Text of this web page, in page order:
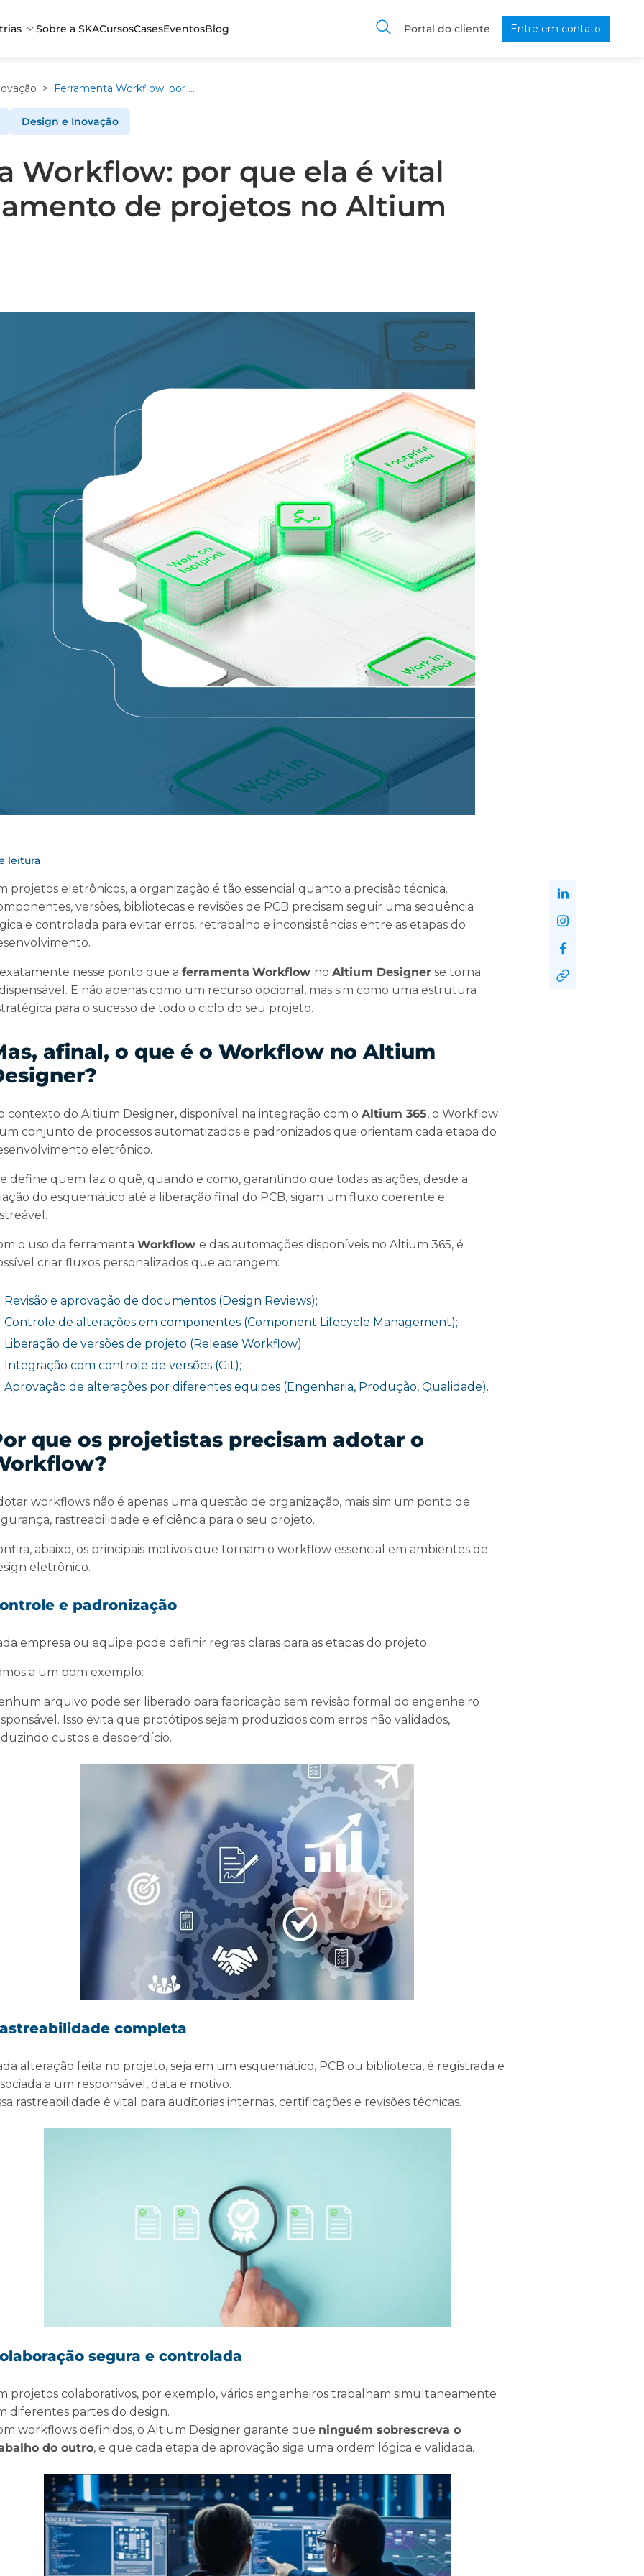
Sobre a SKACursosCasesEventosBlog Portal do cliente Entre em contato
> Ferramenta Workflow: por que ela é vital no gerenciamento de projetos no Altium Designer?
Design e Inovação
Workflow: por que ela é vital
de projetos no Altium
leitura
projetos eletrônicos, a organização é tão essencial quanto a precisão técnica.
versões, bibliotecas e revisões de PCB precisam seguir uma sequência
e controlada para evitar erros, retrabalho e inconsistências entre as etapas do
nesse ponto que a ferramenta Workflow no Altium Designer se torna
E não apenas como um recurso opcional, mas sim como uma estrutura
para o sucesso de todo o ciclo do seu projeto.
afinal, o que é o Workflow no Altium
contexto do Altium Designer, disponível na integração com o Altium 365, o Workflow
conjunto de processos automatizados e padronizados que orientam cada etapa do
eletrônico.
define quem faz o quê, quando e como, garantindo que todas as ações, desde a
do esquemático até a liberação final do PCB, sigam um fluxo coerente e
o uso da ferramenta Workflow e das automações disponíveis no Altium 365, é
criar fluxos personalizados que abrangem:
Revisão e aprovação de documentos (Design Reviews);
Controle de alterações em componentes (Component Lifecycle Management);
Liberação de versões de projeto (Release Workflow);
Integração com controle de versões (Git);
Aprovação de alterações por diferentes equipes (Engenharia, Produção, Qualidade).
que os projetistas precisam adotar o
workflows não é apenas uma questão de organização, mais sim um ponto de
rastreabilidade e eficiência para o seu projeto.
abaixo, os principais motivos que tornam o workflow essencial em ambientes de
eletrônico.
e padronização
empresa ou equipe pode definir regras claras para as etapas do projeto.
a um bom exemplo:
arquivo pode ser liberado para fabricação sem revisão formal do engenheiro
Isso evita que protótipos sejam produzidos com erros não validados,
custos e desperdício.
completa
alteração feita no projeto, seja em um esquemático, PCB ou biblioteca, é registrada e
a um responsável, data e motivo.
rastreabilidade é vital para auditorias internas, certificações e revisões técnicas.
segura e controlada
projetos colaborativos, por exemplo, vários engenheiros trabalham simultaneamente
diferentes partes do design.
workflows definidos, o Altium Designer garante que ninguém sobrescreva o
do outro, e que cada etapa de aprovação siga uma ordem lógica e validada.